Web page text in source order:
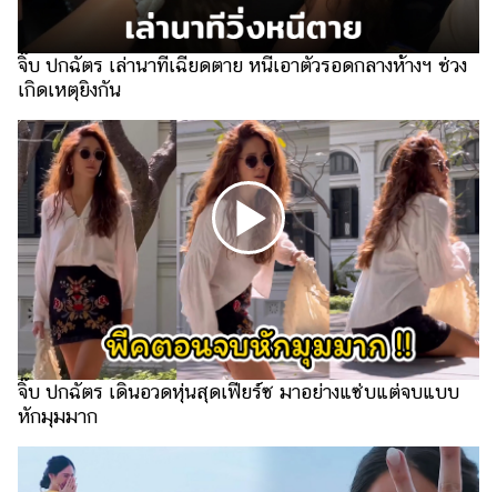
ผู้ชาย
สุขภาพ
ท่อง
เที่ยว
สูตร
อาหาร
ง่ายๆ
ช้อป
ปิ้ง
รถยนต์
บ้าน
และ
ตกแต่ง
จิ๊บ ปกฉัตร เล่านาทีเฉียดตาย หนีเอาตัวรอดกลางห้างฯ ช่วง
เกิดเหตุยิงกัน
จิ๊บ ปกฉัตร เดินอวดหุ่นสุดเฟียร์ซ มาอย่างแซ่บแต่จบแบบ
หักมุมมาก